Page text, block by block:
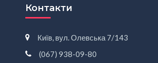
Контакти
Київ, вул. Олевська 7/143
(067) 938-09-80